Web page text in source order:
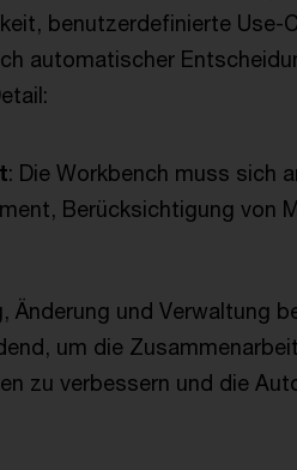
benutzerdefinierte Use-
automatischer
: Die Workbench muss sich
Berücksichtigung von
Änderung und Verwaltung
um die
zu verbessern und die